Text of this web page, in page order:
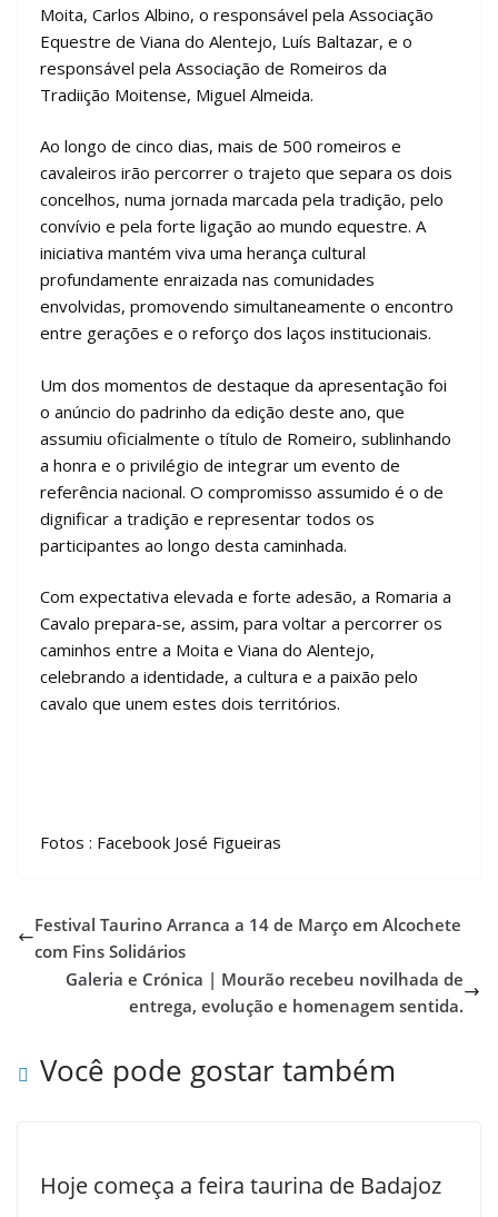
Moita, Carlos Albino, o responsável pela Associação
Equestre de Viana do Alentejo, Luís Baltazar, e o
responsável pela Associação de Romeiros da
Tradiição Moitense, Miguel Almeida.
Ao longo de cinco dias, mais de 500 romeiros e
cavaleiros irão percorrer o trajeto que separa os dois
concelhos, numa jornada marcada pela tradição, pelo
convívio e pela forte ligação ao mundo equestre. A
iniciativa mantém viva uma herança cultural
profundamente enraizada nas comunidades
envolvidas, promovendo simultaneamente o encontro
entre gerações e o reforço dos laços institucionais.
Um dos momentos de destaque da apresentação foi
o anúncio do padrinho da edição deste ano, que
assumiu oficialmente o título de Romeiro, sublinhando
a honra e o privilégio de integrar um evento de
referência nacional. O compromisso assumido é o de
dignificar a tradição e representar todos os
participantes ao longo desta caminhada.
Com expectativa elevada e forte adesão, a Romaria a
Cavalo prepara-se, assim, para voltar a percorrer os
caminhos entre a Moita e Viana do Alentejo,
celebrando a identidade, a cultura e a paixão pelo
cavalo que unem estes dois territórios.
Fotos : Facebook José Figueiras
Festival Taurino Arranca a 14 de Março em Alcochete
com Fins Solidários
Galeria e Crónica | Mourão recebeu novilhada de
entrega, evolução e homenagem sentida.
Você pode gostar também
Hoje começa a feira taurina de Badajoz